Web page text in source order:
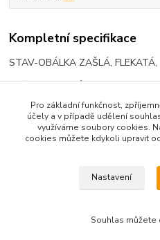
Kompletní specifikace
STAV-OBÁLKA ZAŠLÁ,
Zboží zařazeno v
Pro základní funkčnost,
účely a v případě udělení
využíváme soubory cookies.
cookies můžete kdykoli upravit
Nastavení
Souhlas můžete